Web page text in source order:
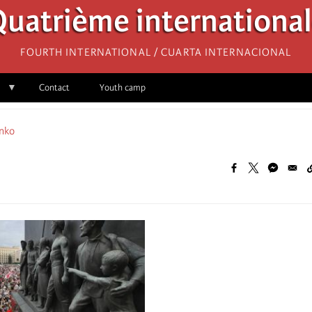
Fourth International / Cuarta Internacional
Contact Youth camp